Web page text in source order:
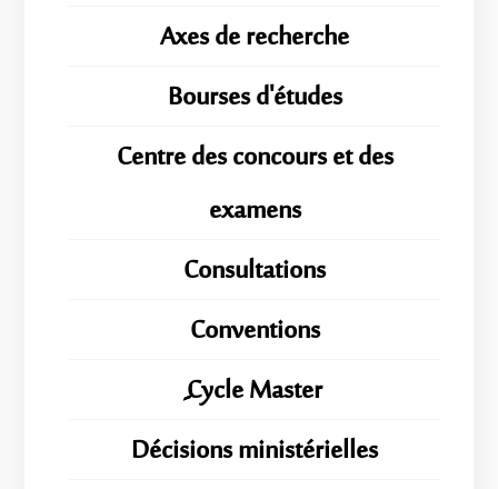
Axes de recherche
Bourses d'études
Centre des concours et des
examens
Consultations
Conventions
ِِِCycle Master
Décisions ministérielles